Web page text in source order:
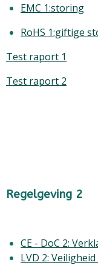
EMC 1:storing
RoHS 1:giftige
Test raport 1
Test raport 2
Regelgeving 2
CE - DoC 2:
LVD 2: